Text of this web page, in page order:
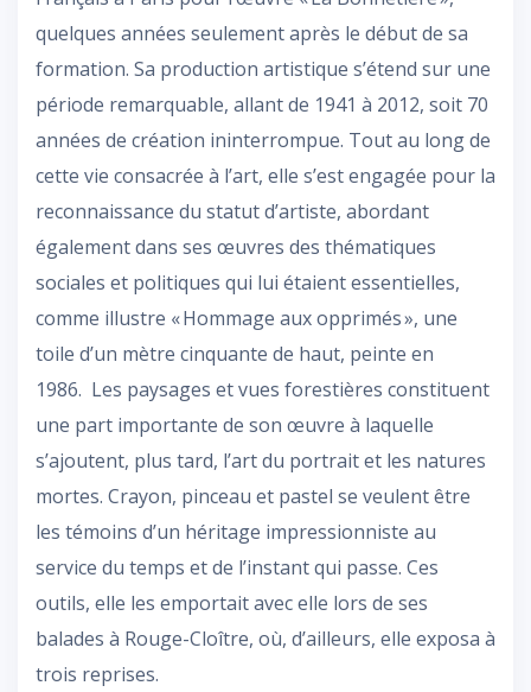
quelques années seulement après le début de sa
formation. Sa production artistique s’étend sur une
période remarquable, allant de 1941 à 2012, soit 70
années de création ininterrompue. Tout au long de
cette vie consacrée à l’art, elle s’est engagée pour la
reconnaissance du statut d’artiste, abordant
également dans ses œuvres des thématiques
sociales et politiques qui lui étaient essentielles,
comme illustre « Hommage aux opprimés », une
toile d’un mètre cinquante de haut, peinte en
1986. Les paysages et vues forestières constituent
une part importante de son œuvre à laquelle
s’ajoutent, plus tard, l’art du portrait et les natures
mortes. Crayon, pinceau et pastel se veulent être
les témoins d’un héritage impressionniste au
service du temps et de l’instant qui passe. Ces
outils, elle les emportait avec elle lors de ses
balades à Rouge-Cloître, où, d’ailleurs, elle exposa à
trois reprises.